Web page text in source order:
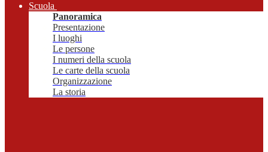
Scuola
Panoramica
Presentazione
I luoghi
Le persone
I numeri della scuola
Le carte della scuola
Organizzazione
La storia